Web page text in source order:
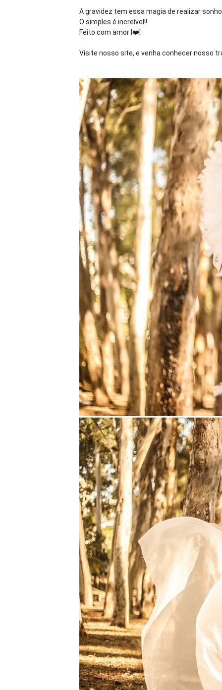
A gravidez tem essa magia de realizar
O simples é increível!!
Feito com amor I ❤️
Visite nosso site, e venha conhecer nosso